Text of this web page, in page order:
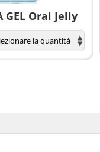
GEL Oral Jelly